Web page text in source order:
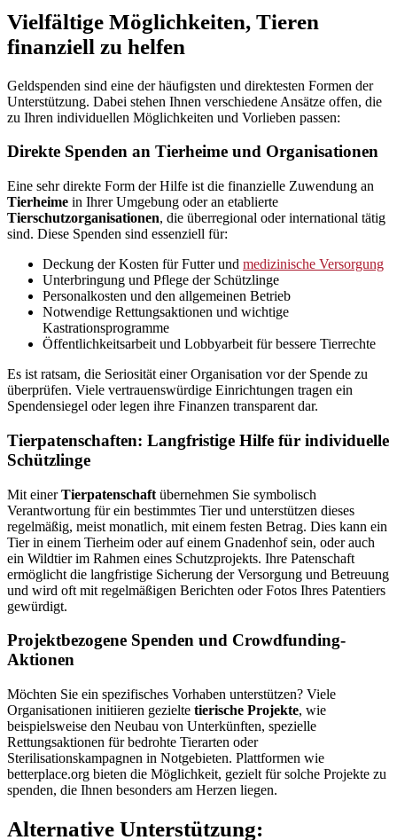
Vielfältige Möglichkeiten, Tieren
finanziell zu helfen
Geldspenden sind eine der häufigsten und direktesten Formen der
Unterstützung. Dabei stehen Ihnen verschiedene Ansätze offen, die
zu Ihren individuellen Möglichkeiten und Vorlieben passen:
Direkte Spenden an Tierheime und Organisationen
Eine sehr direkte Form der Hilfe ist die finanzielle Zuwendung an
Tierheime in Ihrer Umgebung oder an etablierte
Tierschutzorganisationen, die überregional oder international tätig
sind. Diese Spenden sind essenziell für:
Deckung der Kosten für Futter und medizinische Versorgung
Unterbringung und Pflege der Schützlinge
Personalkosten und den allgemeinen Betrieb
Notwendige Rettungsaktionen und wichtige
Kastrationsprogramme
Öffentlichkeitsarbeit und Lobbyarbeit für bessere Tierrechte
Es ist ratsam, die Seriosität einer Organisation vor der Spende zu
überprüfen. Viele vertrauenswürdige Einrichtungen tragen ein
Spendensiegel oder legen ihre Finanzen transparent dar.
Tierpatenschaften: Langfristige Hilfe für individuelle
Schützlinge
Mit einerTierpatenschaft übernehmen Sie symbolisch
Verantwortung für ein bestimmtes Tier und unterstützen dieses
regelmäßig, meist monatlich, mit einem festen Betrag. Dies kann ein
Tier in einem Tierheim oder auf einem Gnadenhof sein, oder auch
ein Wildtier im Rahmen eines Schutzprojekts. Ihre Patenschaft
ermöglicht die langfristige Sicherung der Versorgung und Betreuung
und wird oft mit regelmäßigen Berichten oder Fotos Ihres Patentiers
gewürdigt.
Projektbezogene Spenden und Crowdfunding-
Aktionen
Möchten Sie ein spezifisches Vorhaben unterstützen? Viele
Organisationen initiieren gezielte tierische Projekte, wie
beispielsweise den Neubau von Unterkünften, spezielle
Rettungsaktionen für bedrohte Tierarten oder
Sterilisationskampagnen in Notgebieten. Plattformen wie
betterplace.org bieten die Möglichkeit, gezielt für solche Projekte zu
spenden, die Ihnen besonders am Herzen liegen.
Alternative Unterstützung: